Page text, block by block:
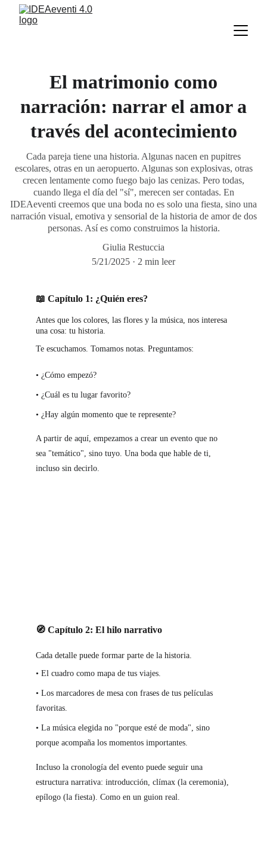
El matrimonio como
narración: narrar el amor a
través del acontecimiento
Cada pareja tiene una historia. Algunas nacen en pupitres
escolares, otras en un aeropuerto. Algunas son explosivas, otras
crecen lentamente como fuego bajo las cenizas. Pero todas,
cuando llega el día del "sí", merecen ser contadas. En
IDEAeventi creemos que una boda no es solo una fiesta, sino una
narración visual, emotiva y sensorial de la historia de amor de dos
personas. Así es como construimos la historia.
Giulia Restuccia
5/21/2025
2 min leer
📖 Capítulo 1: ¿Quién eres?
Antes que los colores, las flores y la música, nos interesa
una cosa: tu historia.
Te escuchamos. Tomamos notas. Preguntamos:
• ¿Cómo empezó?
• ¿Cuál es tu lugar favorito?
• ¿Hay algún momento que te represente?
A partir de aquí, empezamos a crear un evento que no
sea "temático", sino tuyo. Una boda que hable de ti,
incluso sin decirlo.
🧭 Capítulo 2: El hilo narrativo
Cada detalle puede formar parte de la historia.
• El cuadro como mapa de tus viajes.
• Los marcadores de mesa con frases de tus películas
favoritas.
• La música elegida no "porque esté de moda", sino
porque acompaña los momentos importantes.
Incluso la cronología del evento puede seguir una
estructura narrativa: introducción, clímax (la ceremonia),
epílogo (la fiesta). Como en un guion real.